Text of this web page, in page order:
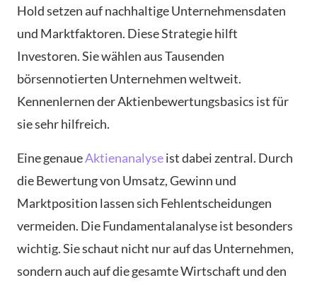
Hold setzen auf nachhaltige Unternehmensdaten
und Marktfaktoren. Diese Strategie hilft
Investoren. Sie wählen aus Tausenden
börsennotierten Unternehmen weltweit.
Kennenlernen der Aktienbewertungsbasics ist für
sie sehr hilfreich.
Eine genaueAktienanalyseist dabei zentral. Durch
die Bewertung von Umsatz, Gewinn und
Marktposition lassen sich Fehlentscheidungen
vermeiden. Die Fundamentalanalyse ist besonders
wichtig. Sie schaut nicht nur auf das Unternehmen,
sondern auch auf die gesamte Wirtschaft und den